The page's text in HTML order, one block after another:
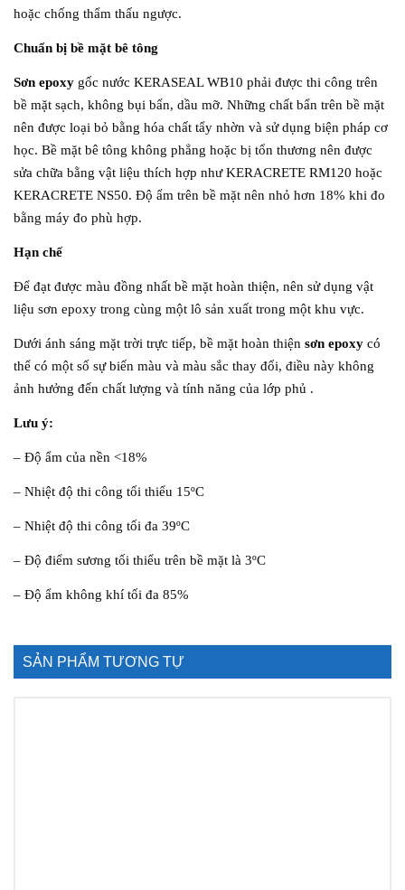
hoặc chống thẩm thấu ngược.
Chuẩn bị bề mặt bê tông
Sơn epoxy gốc nước KERASEAL WB10 phải được thi công trên
bề mặt sạch, không bụi bẩn, dầu mỡ. Những chất bẩn trên bề mặt
nên được loại bỏ bằng hóa chất tẩy nhờn và sử dụng biện pháp cơ
học. Bề mặt bê tông không phẳng hoặc bị tổn thương nên được
sửa chữa bằng vật liệu thích hợp như KERACRETE RM120 hoặc
KERACRETE NS50. Độ ẩm trên bề mặt nên nhỏ hơn 18% khi đo
bằng máy đo phù hợp.
Hạn chế
Để đạt được màu đồng nhất bề mặt hoàn thiện, nên sử dụng vật
liệu sơn epoxy trong cùng một lô sản xuất trong một khu vực.
Dưới ánh sáng mặt trời trực tiếp, bề mặt hoàn thiện sơn epoxy có
thể có một số sự biến màu và màu sắc thay đổi, điều này không
ảnh hưởng đến chất lượng và tính năng của lớp phủ .
Lưu ý:
– Độ ẩm của nền <18%
– Nhiệt độ thi công tối thiểu 15ºC
– Nhiệt độ thi công tối đa 39ºC
– Độ điểm sương tối thiểu trên bề mặt là 3ºC
– Độ ẩm không khí tối đa 85%
SẢN PHẨM TƯƠNG TỰ